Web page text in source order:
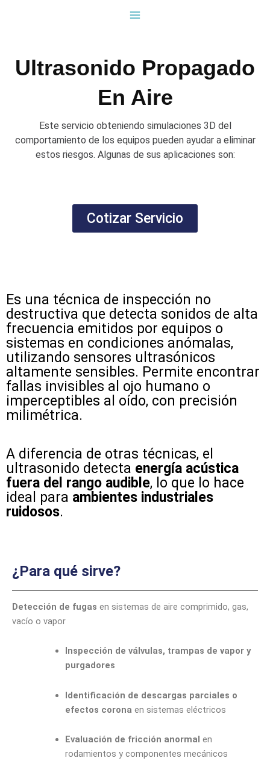
Ultrasonido Propagado
En Aire
Este servicio obteniendo simulaciones 3D del
comportamiento de los equipos pueden ayudar a eliminar
estos riesgos. Algunas de sus aplicaciones son:
Cotizar Servicio
Es una técnica de inspección no
destructiva que detecta sonidos de alta
frecuencia emitidos por equipos o
sistemas en condiciones anómalas,
utilizando sensores ultrasónicos
altamente sensibles. Permite encontrar
fallas invisibles al ojo humano o
imperceptibles al oído, con precisión
milimétrica.
A diferencia de otras técnicas, el
ultrasonido detecta energía acústica
fuera del rango audible, lo que lo hace
ideal para ambientes industriales
ruidosos.
¿Para qué sirve?
Detección de fugas en sistemas de aire comprimido, gas,
vacío o vapor
Inspección de válvulas, trampas de vapor y
purgadores
Identificación de descargas parciales o
efectos corona en sistemas eléctricos
Evaluación de fricción anormal en
rodamientos y componentes mecánicos